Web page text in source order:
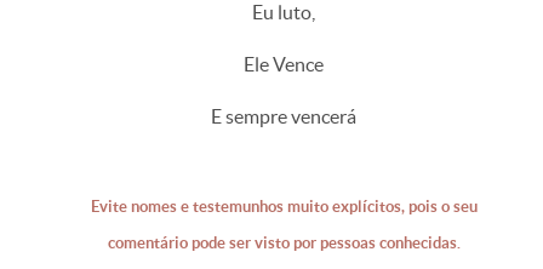
Eu luto,
Ele Vence
E sempre vencerá
Evite nomes e testemunhos muito explícitos, pois o seu
comentário pode ser visto por pessoas conhecidas.